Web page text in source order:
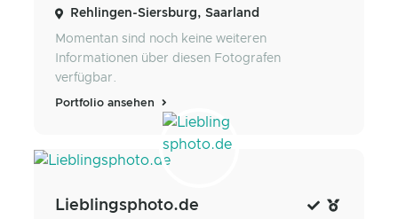
Rehlingen-Siersburg, Saarland
Momentan sind noch keine weiteren
Informationen über diesen Fotografen
verfügbar.
Portfolio ansehen
Lieblingsphoto.de